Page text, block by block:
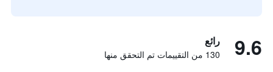
9.6 رائع
130 من التقييمات تم التحقق منها